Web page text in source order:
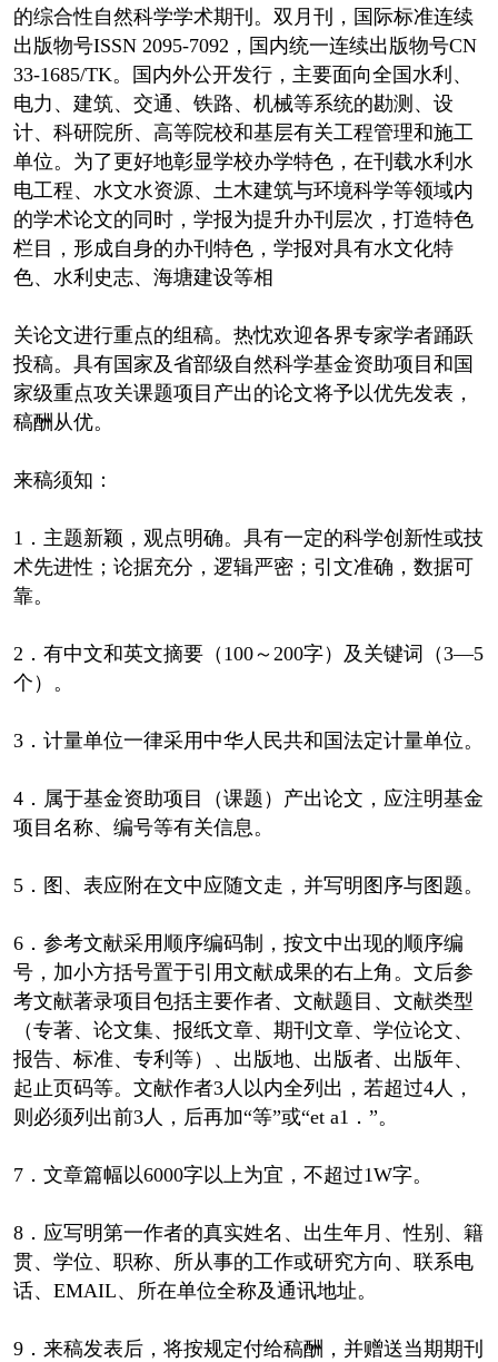
的综合性自然科学学术期刊。双月刊，国际标准连续
出版物号ISSN 2095-7092，国内统一连续出版物号CN
33-1685/TK。国内外公开发行，主要面向全国水利、
电力、建筑、交通、铁路、机械等系统的勘测、设
计、科研院所、高等院校和基层有关工程管理和施工
单位。为了更好地彰显学校办学特色，在刊载水利水
电工程、水文水资源、土木建筑与环境科学等领域内
的学术论文的同时，学报为提升办刊层次，打造特色
栏目，形成自身的办刊特色，学报对具有水文化特
色、水利史志、海塘建设等相
关论文进行重点的组稿。热忱欢迎各界专家学者踊跃
投稿。具有国家及省部级自然科学基金资助项目和国
家级重点攻关课题项目产出的论文将予以优先发表，
稿酬从优。
来稿须知：
1．主题新颖，观点明确。具有一定的科学创新性或技
术先进性；论据充分，逻辑严密；引文准确，数据可
靠。
2．有中文和英文摘要（100～200字）及关键词（3—5
个）。
3．计量单位一律采用中华人民共和国法定计量单位。
4．属于基金资助项目（课题）产出论文，应注明基金
项目名称、编号等有关信息。
5．图、表应附在文中应随文走，并写明图序与图题。
6．参考文献采用顺序编码制，按文中出现的顺序编
号，加小方括号置于引用文献成果的右上角。文后参
考文献著录项目包括主要作者、文献题目、文献类型
（专著、论文集、报纸文章、期刊文章、学位论文、
报告、标准、专利等）、出版地、出版者、出版年、
起止页码等。文献作者3人以内全列出，若超过4人，
则必须列出前3人，后再加“等”或“et a1．”。
7．文章篇幅以6000字以上为宜，不超过1W字。
8．应写明第一作者的真实姓名、出生年月、性别、籍
贯、学位、职称、所从事的工作或研究方向、联系电
话、EMAIL、所在单位全称及通讯地址。
9．来稿发表后，将按规定付给稿酬，并赠送当期期刊